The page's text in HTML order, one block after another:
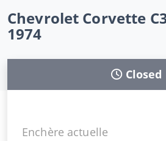
Chevrolet Corvette
1974
Closed
Enchère actuelle